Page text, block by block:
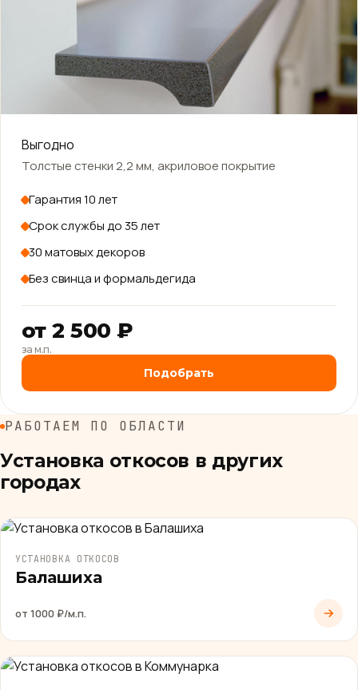
Выгодно
Толстые стенки 2,2 мм, акриловое покрытие
Гарантия 10 лет
Срок службы до 35 лет
30 матовых декоров
Без свинца и формальдегида
от 2 500 ₽
за м.п.
Подобрать
РАБОТАЕМ ПО ОБЛАСТИ
Установка откосов в других
городах
УСТАНОВКА ОТКОСОВ
Балашиха
от 1000 ₽/м.п.